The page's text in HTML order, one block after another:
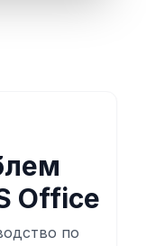
Office
по